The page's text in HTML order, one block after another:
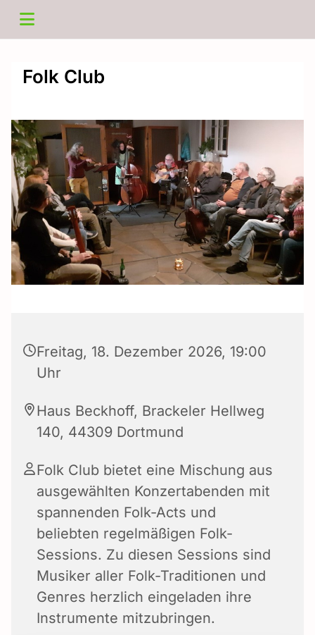
Folk Club
Freitag, 18. Dezember 2026, 19:00
Uhr
Haus Beckhoff, Brackeler Hellweg
140, 44309 Dortmund
Folk Club bietet eine Mischung aus
ausgewählten Konzertabenden mit
spannenden Folk-Acts und
beliebten regelmäßigen Folk-
Sessions. Zu diesen Sessions sind
Musiker aller Folk-Traditionen und
Genres herzlich eingeladen ihre
Instrumente mitzubringen.